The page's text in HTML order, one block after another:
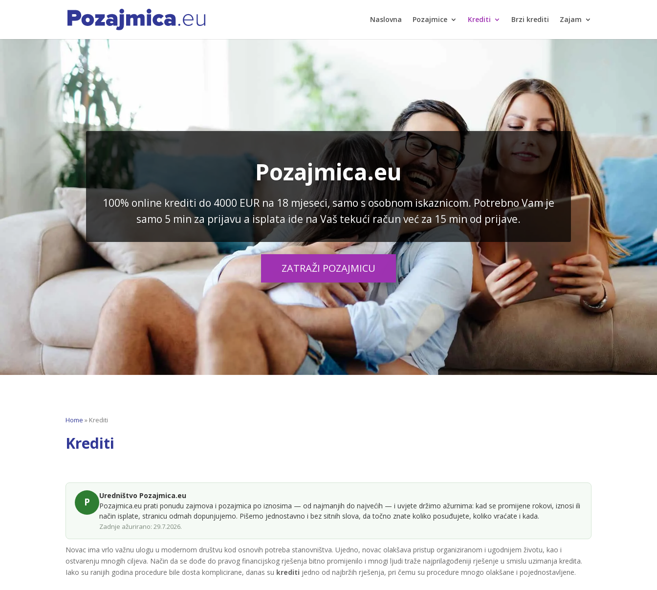
Naslovna Pozajmice Krediti Brzi krediti Zajam
Pozajmica.eu
100% online krediti do 4000 EUR na 18 mjeseci, samo s osobnom iskaznicom. Potrebno Vam je
samo 5 min za prijavu a isplata ide na Vaš tekući račun već za 15 min od prijave.
ZATRAŽI POZAJMICU
Home » Krediti
Krediti​
P
Uredništvo Pozajmica.eu
Pozajmica.eu prati ponudu zajmova i pozajmica po iznosima — od najmanjih do najvećih — i uvjete držimo ažurnima: kad se promijene rokovi, iznosi ili
način isplate, stranicu odmah dopunjujemo. Pišemo jednostavno i bez sitnih slova, da točno znate koliko posuđujete, koliko vraćate i kada.
Zadnje ažurirano: 29.7.2026.
Novac ima vrlo važnu ulogu u modernom društvu kod osnovih potreba stanovništva. Ujedno, novac olakšava pristup organiziranom i ugodnijem životu, kao i
ostvarenju mnogih ciljeva. Način da se dođe do pravog financijskog rješenja bitno promijenilo i mnogi ljudi traže najprilagođeniji rješenje u smislu uzimanja kredita.
Iako su ranijih godina procedure bile dosta komplicirane, danas su krediti jedno od najbržih rješenja, pri čemu su procedure mnogo olakšane i pojednostavljene.